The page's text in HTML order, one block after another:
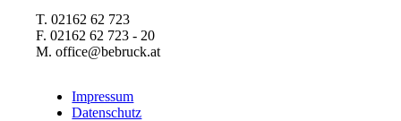
T. 02162 62 723
F. 02162 62 723 - 20
M. office@bebruck.at
Impressum
Datenschutz